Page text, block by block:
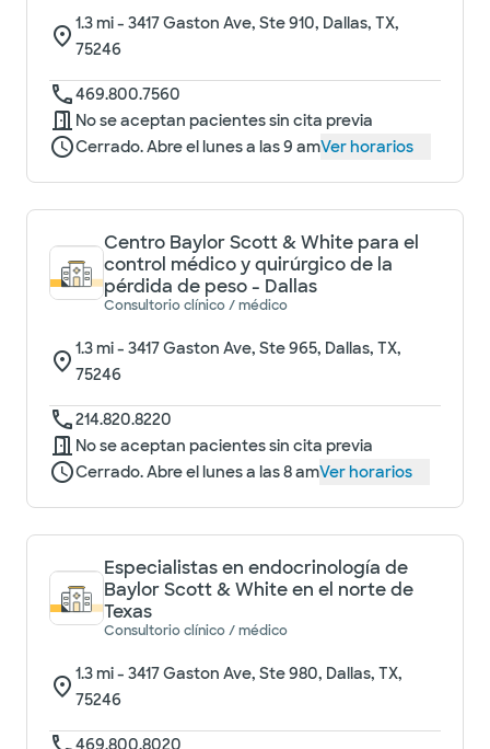
1.3mi - 3417 Gaston Ave, Ste 910, Dallas, TX,
75246
469.800.7560
No se aceptan pacientes sin cita previa
Cerrado. Abre el lunes a las 9 amVer horarios
Centro Baylor Scott & White para el
control médico y quirúrgico de la
pérdida de peso - Dallas
Consultorio clínico / médico
1.3mi - 3417 Gaston Ave, Ste 965, Dallas, TX,
75246
214.820.8220
No se aceptan pacientes sin cita previa
Cerrado. Abre el lunes a las 8 amVer horarios
Especialistas en endocrinología de
Baylor Scott & White en el norte de
Texas
Consultorio clínico / médico
1.3mi - 3417 Gaston Ave, Ste 980, Dallas, TX,
75246
469.800.8020